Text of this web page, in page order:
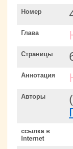
Номер
Глава
Страницы
Аннотация
Авторы
ссылка в
Internet